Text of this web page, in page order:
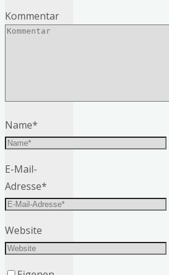
Kommentar
Name*
E-Mail-
Adresse*
Website